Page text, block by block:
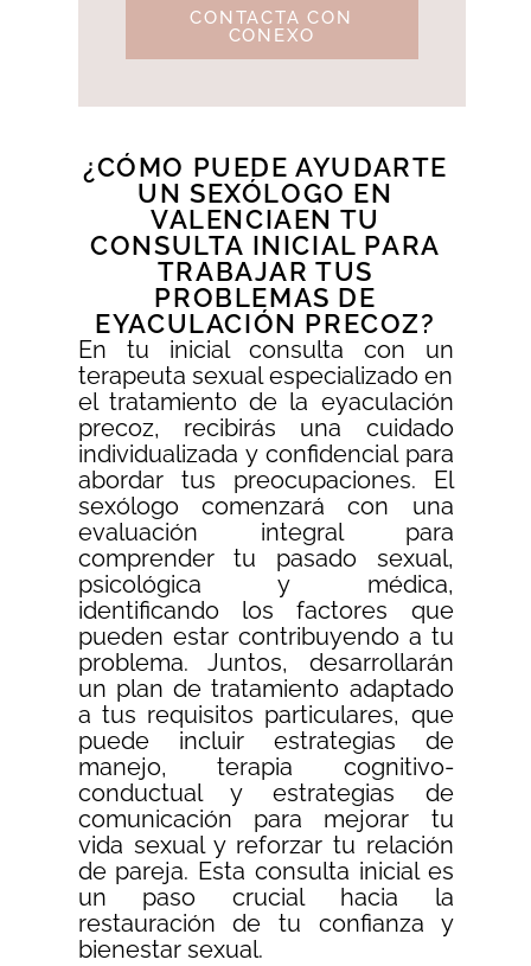
CONTACTA CON
CONEXO
¿CÓMO PUEDE AYUDARTE
UN SEXÓLOGO EN
VALENCIAEN TU
CONSULTA INICIAL PARA
TRABAJAR TUS
PROBLEMAS DE
EYACULACIÓN PRECOZ?
En tu inicial consulta con un
terapeuta sexual especializado en
el tratamiento de la eyaculación
precoz, recibirás una cuidado
individualizada y confidencial para
abordar tus preocupaciones. El
sexólogo comenzará con una
evaluación integral para
comprender tu pasado sexual,
psicológica y médica,
identificando los factores que
pueden estar contribuyendo a tu
problema. Juntos, desarrollarán
un plan de tratamiento adaptado
a tus requisitos particulares, que
puede incluir estrategias de
manejo, terapia cognitivo-
conductual y estrategias de
comunicación para mejorar tu
vida sexual y reforzar tu relación
de pareja. Esta consulta inicial es
un paso crucial hacia la
restauración de tu confianza y
bienestar sexual.